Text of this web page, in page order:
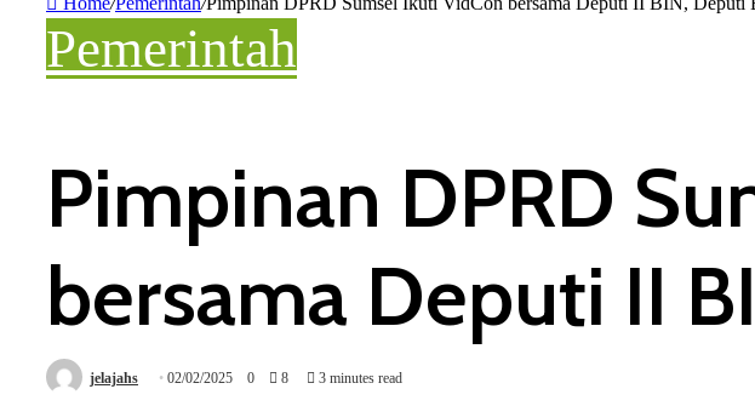
Pemerintah
Pimpinan DPRD
bersama Deputi II
jelajahs 02/02/2025 0 8 3 minutes read